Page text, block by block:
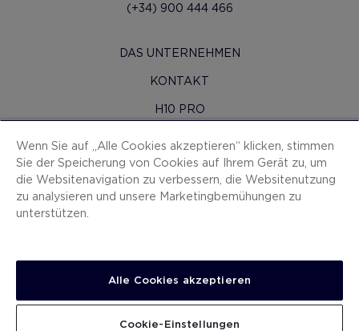
(+34) 900 444 466
DAS UNTERNEHMEN
KONTAKT
H10 PRO
SITEMAP
VERTRAGSBEDINGUNGEN
IMPRESSUM
ANZEIGEKANAL
Wenn Sie auf „Alle Cookies akzeptieren“ klicken, stimmen
Sie der Speicherung von Cookies auf Ihrem Gerät zu, um
die Websitenavigation zu verbessern, die Websitenutzung
zu analysieren und unsere Marketingbemühungen zu
unterstützen.
Alle Cookies akzeptieren
Cookie-Einstellungen